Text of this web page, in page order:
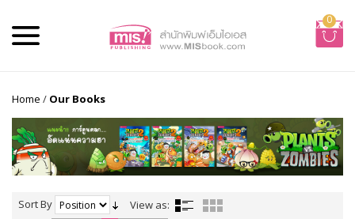
0
Home / Our Books
Sort By
View as: